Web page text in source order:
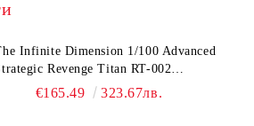
Infinite Dimension 1/100 Advanced
Revenge Titan RT-002
Nemesis€165.49 323.67лв.